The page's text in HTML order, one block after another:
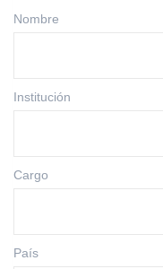
Nombre
Institución
Cargo
País